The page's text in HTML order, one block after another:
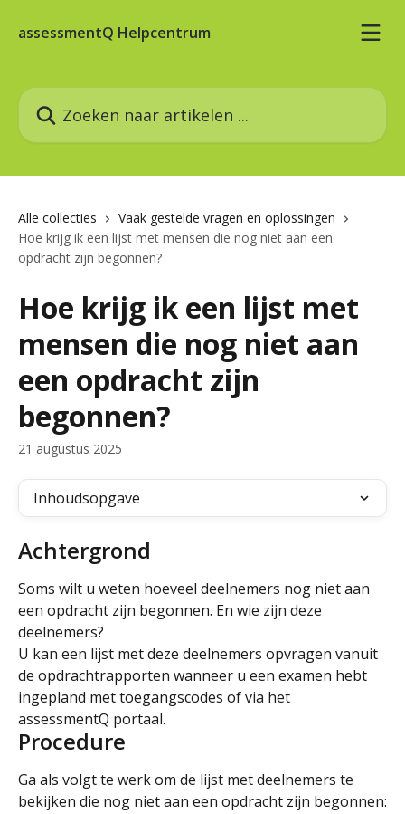
assessmentQ Helpcentrum
Zoeken naar artikelen ...
Alle collecties
Vaak gestelde vragen en oplossingen
Hoe krijg ik een lijst met mensen die nog niet aan een
opdracht zijn begonnen?
Hoe krijg ik een lijst met
mensen die nog niet aan
een opdracht zijn
begonnen?
21 augustus 2025
Inhoudsopgave
Achtergrond
Soms wilt u weten hoeveel deelnemers nog niet aan
een opdracht zijn begonnen. En wie zijn deze
deelnemers?
U kan een lijst met deze deelnemers opvragen vanuit
de opdrachtrapporten wanneer u een examen hebt
ingepland met toegangscodes of via het
assessmentQ portaal.
Procedure
Ga als volgt te werk om de lijst met deelnemers te
bekijken die nog niet aan een opdracht zijn begonnen: